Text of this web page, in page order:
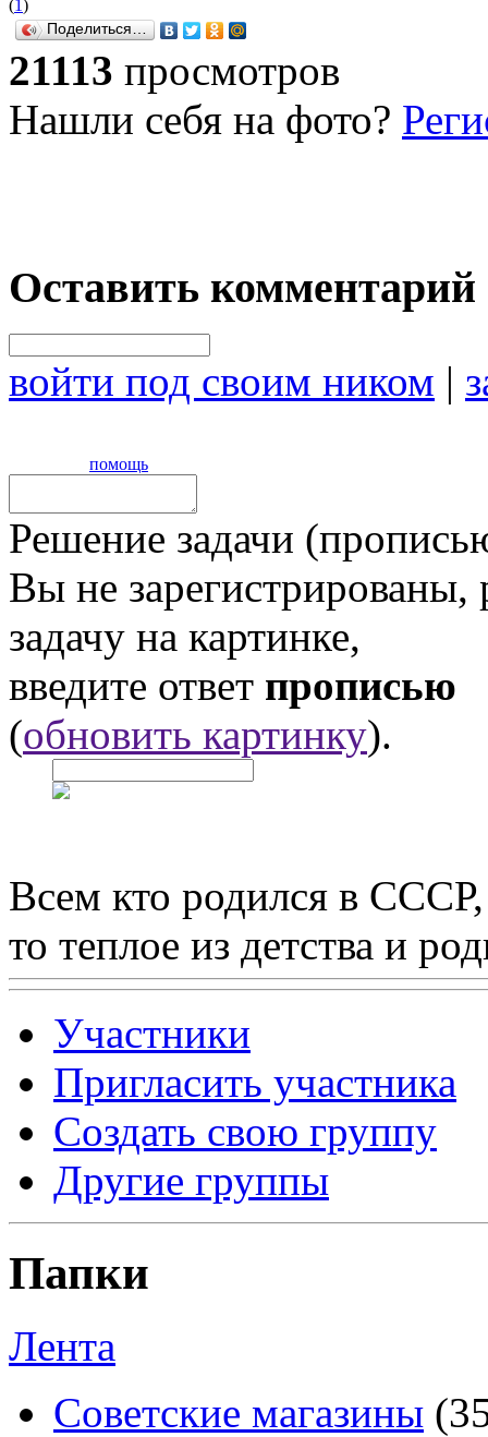
(1 )
Поделиться…
21113 просмотров
Нашли себя на фото?
Оставить комментарий
войти под своим ником |
помощь
Решение задачи
Вы не
задачу на картинке,
введите ответ прописью
(обновить картинку).
Всем кто родился в
то теплое из детства и
Участники
Пригласить участника
Создать свою группу
Другие группы
Папки
Лента
Советские магазины